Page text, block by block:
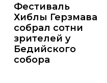
Фестиваль
Хиблы Герзмава
собрал сотни
зрителей у
Бедийского
собора